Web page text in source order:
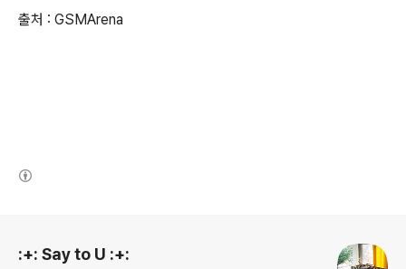
출처 : GSMArena
:+: Say to U :+: